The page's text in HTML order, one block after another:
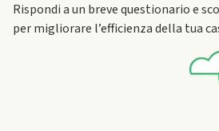
Rispondi a un breve questionario e
per migliorare l’efficienza della tua